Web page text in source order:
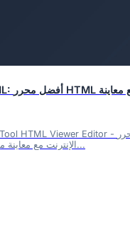
الإنترنت مع معاينة مباشرة، ومحاكاة للهو...